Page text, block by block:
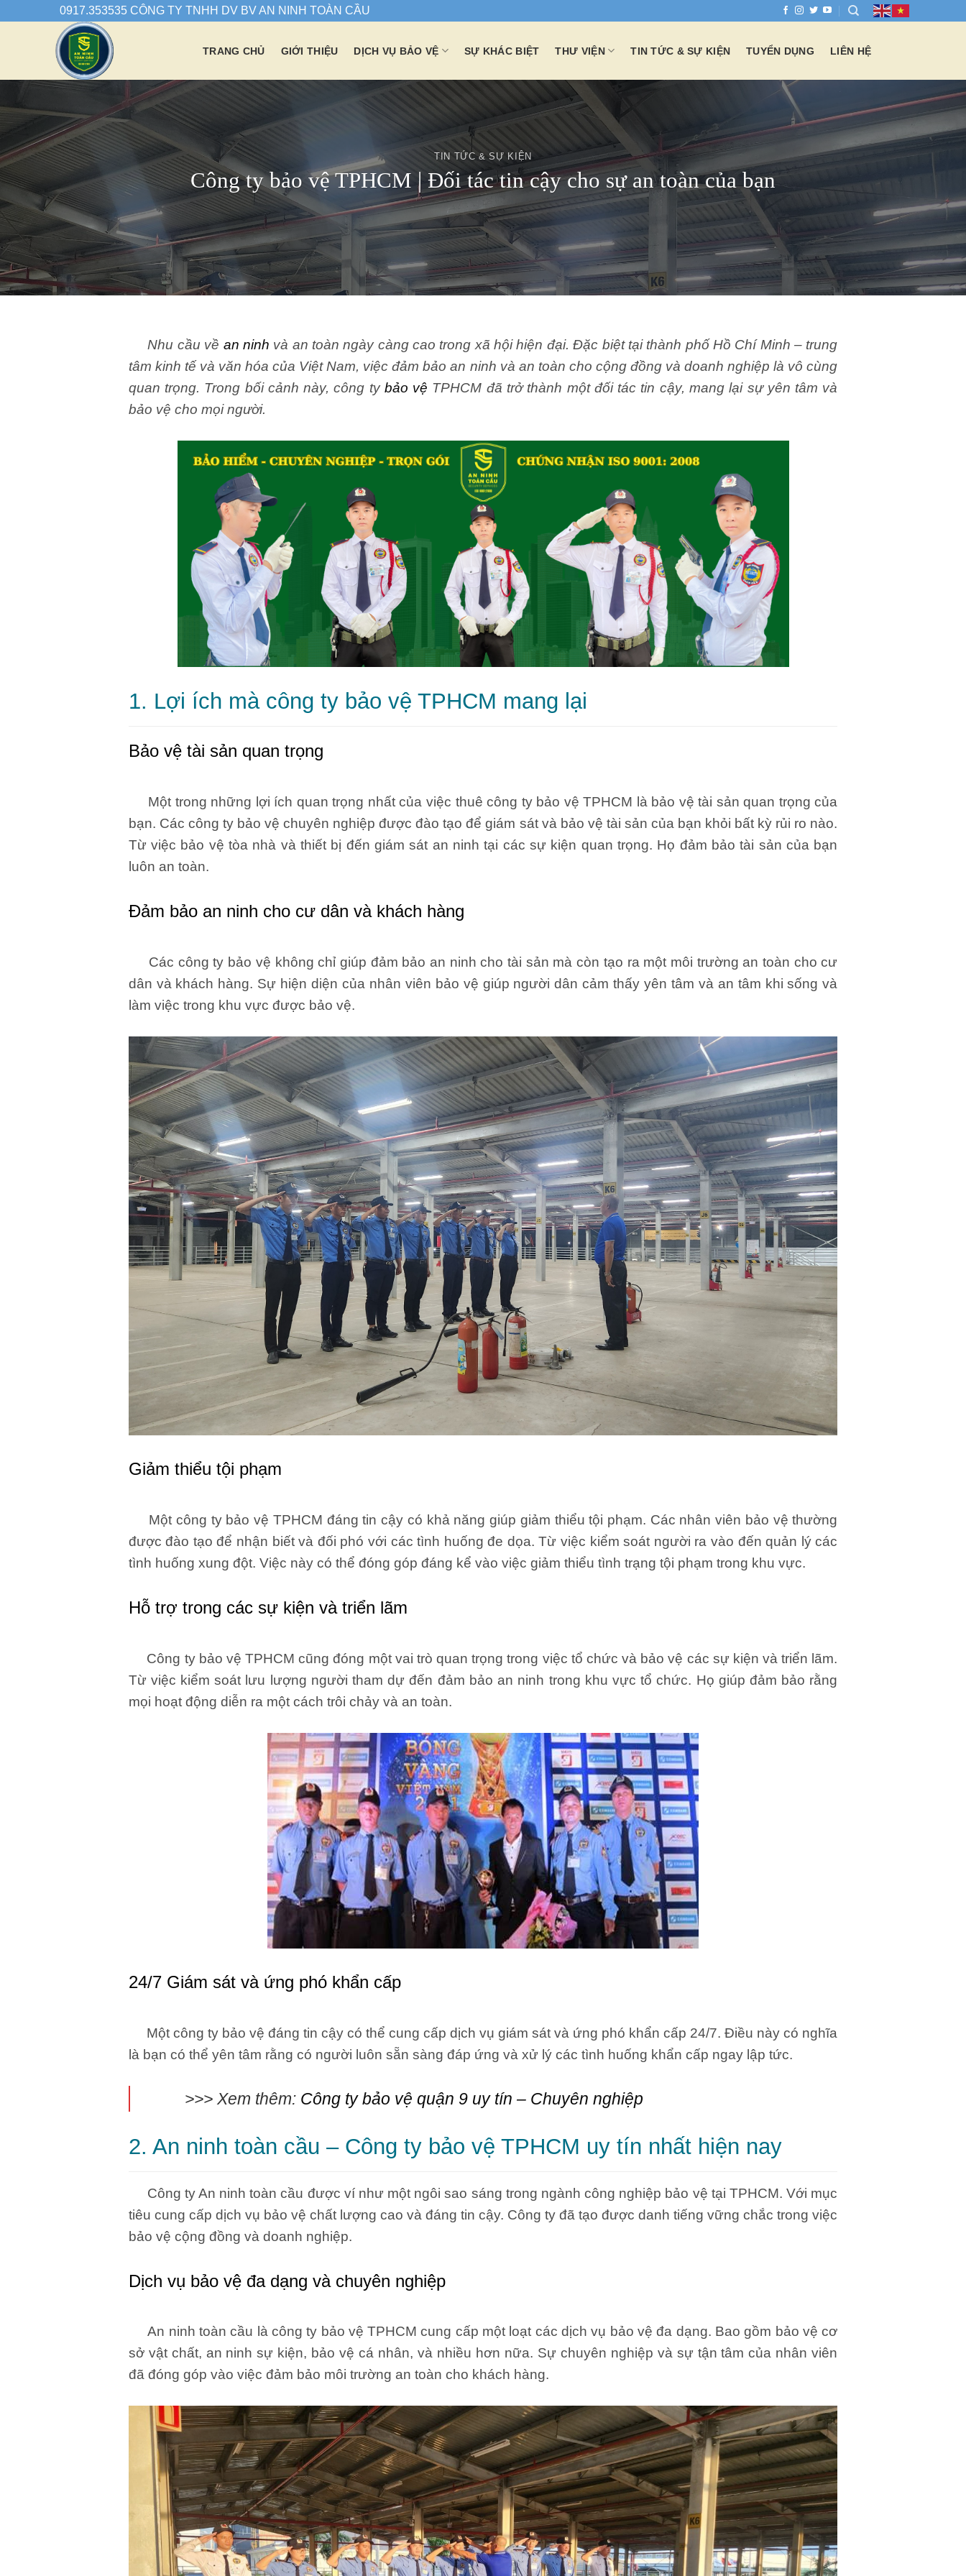
0917.353535 CÔNG TY TNHH DV BV AN NINH TOÀN CẦU
TRANG CHỦ GIỚI THIỆU DỊCH VỤ BẢO VỆ SỰ KHÁC BIỆT THƯ VIỆN TIN TỨC & SỰ KIỆN TUYỂN DỤNG LIÊN HỆ
TIN TỨC & SỰ KIỆN
Công ty bảo vệ TPHCM | Đối tác tin cậy cho sự an toàn của bạn
Nhu cầu về an ninh và an toàn ngày càng cao trong xã hội hiện đại. Đặc biệt tại thành phố Hồ Chí Minh – trung
tâm kinh tế và văn hóa của Việt Nam, việc đảm bảo an ninh và an toàn cho cộng đồng và doanh nghiệp là vô cùng
quan trọng. Trong bối cảnh này, công ty bảo vệ TPHCM đã trở thành một đối tác tin cậy, mang lại sự yên tâm và
bảo vệ cho mọi người.
1. Lợi ích mà công ty bảo vệ TPHCM mang lại
Bảo vệ tài sản quan trọng
Một trong những lợi ích quan trọng nhất của việc thuê công ty bảo vệ TPHCM là bảo vệ tài sản quan trọng của
bạn. Các công ty bảo vệ chuyên nghiệp được đào tạo để giám sát và bảo vệ tài sản của bạn khỏi bất kỳ rủi ro nào.
Từ việc bảo vệ tòa nhà và thiết bị đến giám sát an ninh tại các sự kiện quan trọng. Họ đảm bảo tài sản của bạn
luôn an toàn.
Đảm bảo an ninh cho cư dân và khách hàng
Các công ty bảo vệ không chỉ giúp đảm bảo an ninh cho tài sản mà còn tạo ra một môi trường an toàn cho cư
dân và khách hàng. Sự hiện diện của nhân viên bảo vệ giúp người dân cảm thấy yên tâm và an tâm khi sống và
làm việc trong khu vực được bảo vệ.
Giảm thiểu tội phạm
Một công ty bảo vệ TPHCM đáng tin cậy có khả năng giúp giảm thiểu tội phạm. Các nhân viên bảo vệ thường
được đào tạo để nhận biết và đối phó với các tình huống đe dọa. Từ việc kiểm soát người ra vào đến quản lý các
tình huống xung đột. Việc này có thể đóng góp đáng kể vào việc giảm thiểu tình trạng tội phạm trong khu vực.
Hỗ trợ trong các sự kiện và triển lãm
Công ty bảo vệ TPHCM cũng đóng một vai trò quan trọng trong việc tổ chức và bảo vệ các sự kiện và triển lãm.
Từ việc kiểm soát lưu lượng người tham dự đến đảm bảo an ninh trong khu vực tổ chức. Họ giúp đảm bảo rằng
mọi hoạt động diễn ra một cách trôi chảy và an toàn.
24/7 Giám sát và ứng phó khẩn cấp
Một công ty bảo vệ đáng tin cậy có thể cung cấp dịch vụ giám sát và ứng phó khẩn cấp 24/7. Điều này có nghĩa
là bạn có thể yên tâm rằng có người luôn sẵn sàng đáp ứng và xử lý các tình huống khẩn cấp ngay lập tức.
>>> Xem thêm: Công ty bảo vệ quận 9 uy tín – Chuyên nghiệp
2. An ninh toàn cầu – Công ty bảo vệ TPHCM uy tín nhất hiện nay
Công ty An ninh toàn cầu được ví như một ngôi sao sáng trong ngành công nghiệp bảo vệ tại TPHCM. Với mục
tiêu cung cấp dịch vụ bảo vệ chất lượng cao và đáng tin cậy. Công ty đã tạo được danh tiếng vững chắc trong việc
bảo vệ cộng đồng và doanh nghiệp.
Dịch vụ bảo vệ đa dạng và chuyên nghiệp
An ninh toàn cầu là công ty bảo vệ TPHCM cung cấp một loạt các dịch vụ bảo vệ đa dạng. Bao gồm bảo vệ cơ
sở vật chất, an ninh sự kiện, bảo vệ cá nhân, và nhiều hơn nữa. Sự chuyên nghiệp và sự tận tâm của nhân viên
đã đóng góp vào việc đảm bảo môi trường an toàn cho khách hàng.